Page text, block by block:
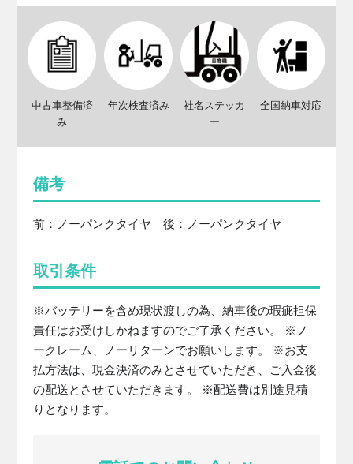
中古車整備済
み
年次検査済み
社名ステッカ
ー
全国納車対応
備考
前：ノーパンクタイヤ 後：ノーパンクタイヤ
取引条件
※バッテリーを含め現状渡しの為、納車後の瑕疵担保
責任はお受けしかねますのでご了承ください。 ※ノ
ークレーム、ノーリターンでお願いします。 ※お支
払方法は、現金決済のみとさせていただき、ご入金後
の配送とさせていただきます。 ※配送費は別途見積
りとなります。